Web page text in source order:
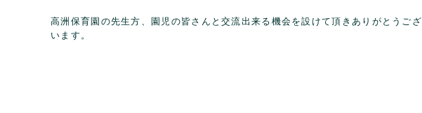
高洲保育園の先生方、園児の皆さんと交流出来る機会を設けて頂きありがとうござ
います。